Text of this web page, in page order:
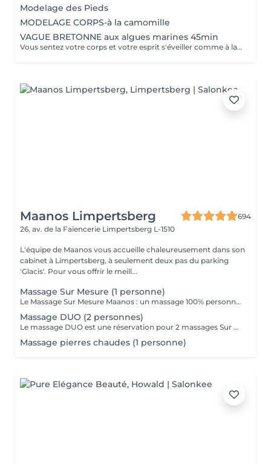
Modelage des Pieds
MODELAGE CORPS-à la camomille
VAGUE BRETONNE aux algues marines 45min
Vous sentez votre corps et votre esprit s'éveiller comme à la suite d'un bain dans l'OCEAN. Vous vous sentez légère et revitalisée. Vos jambes retrouvent leur tonicité et leur confort.
Maanos Limpertsberg
694
26, av. de la Faïencerie Limpertsberg L-1510
L'équipe de Maanos vous accueille chaleureusement dans son
cabinet à Limpertsberg, à seulement deux pas du parking
'Glacis'. Pour vous offrir le meill...
Massage Sur Mesure (1 personne)
Le Massage Sur Mesure Maanos : un massage 100% personnalisé en fonction de vos besoins et de vos envies !
Massage DUO (2 personnes)
Le massage DUO est une réservation pour 2 massages Sur Mesure, en même temps dans la même cabine. Les 2 personnes pourront personnaliser leurs massages en fonction de leurs envies. Possibilité de demander 2 cabines séparées en arrivant sur place.
Massage pierres chaudes (1 personne)